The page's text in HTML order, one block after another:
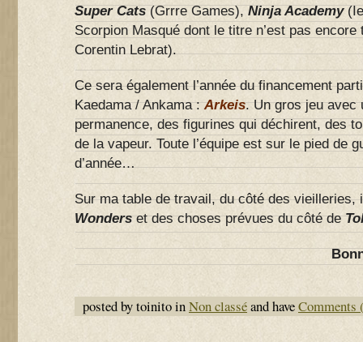
Super Cats(Grrre Games),Ninja Academy
Scorpion Masqué dont le titre n’est pas
Corentin Lebrat).
Ce sera également l’année du financement
Kaedama / Ankama :Arkeis. Un gros jeu avec
permanence, des figurines qui déchirent, des
de la vapeur. Toute l’équipe est sur le pied de
d’année…
Sur ma table de travail, du côté des
Wonderset des choses prévues du côté de
posted by toinito inNon classéand haveComments